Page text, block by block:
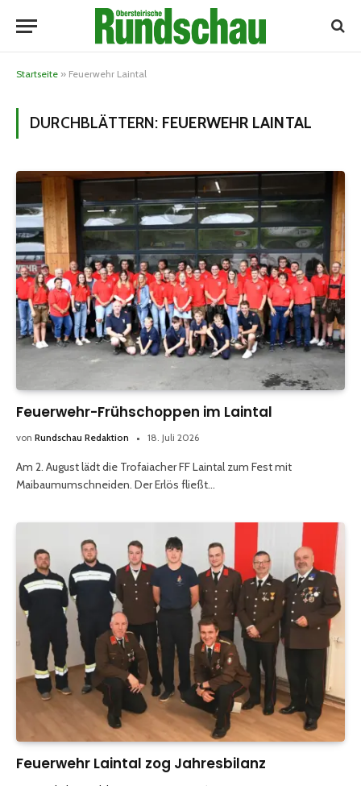
Startseite » Feuerwehr Laintal
DURCHBLÄTTERN: FEUERWEHR LAINTAL
Feuerwehr-Frühschoppen im Laintal
von Rundschau Redaktion 18. Juli 2026
Am 2. August lädt die Trofaiacher FF Laintal zum Fest mit
Maibaumumschneiden. Der Erlös fließt…
Feuerwehr Laintal zog Jahresbilanz